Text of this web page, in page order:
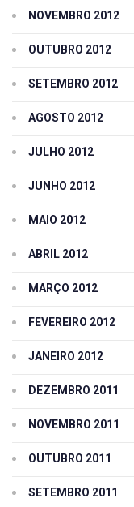
NOVEMBRO 2012
OUTUBRO 2012
SETEMBRO 2012
AGOSTO 2012
JULHO 2012
JUNHO 2012
MAIO 2012
ABRIL 2012
MARÇO 2012
FEVEREIRO 2012
JANEIRO 2012
DEZEMBRO 2011
NOVEMBRO 2011
OUTUBRO 2011
SETEMBRO 2011